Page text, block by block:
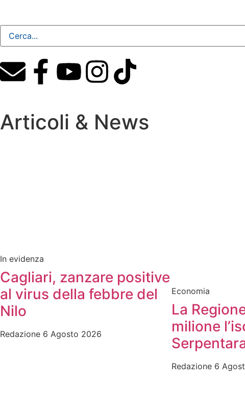
Articoli & News
In evidenza
Cagliari, zanzare positive
al virus della febbre del
Nilo
Redazione 6 Agosto 2026
Economia
La
milione
Redazione 6